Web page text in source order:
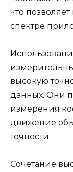
что
спектре
высокую
данных. Они
измерения
движение
точности.
Сочетание